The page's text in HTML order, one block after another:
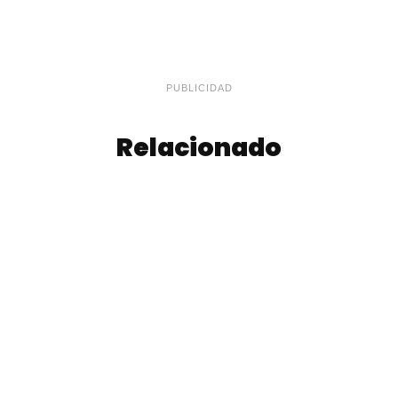
PUBLICIDAD
Relacionado